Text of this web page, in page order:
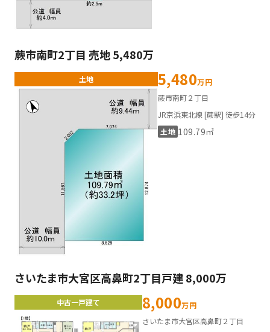
蕨市南町2丁目 売地 5,480万
土地 5,480万円
蕨市南町２丁目
JR京浜東北線 [蕨駅] 徒歩14分
土地 109.79㎡
さいたま市大宮区高鼻町2丁目戸建 8,000万
中古一戸建て 8,000万円
さいたま市大宮区高鼻町２丁目